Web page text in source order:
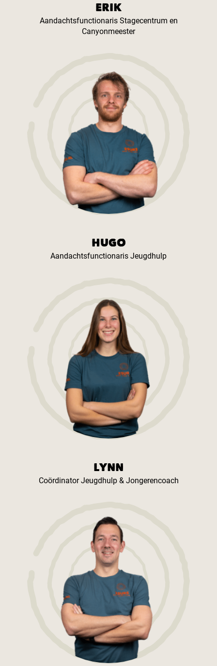
ERIK
Aandachtsfunctionaris Stagecentrum en
Canyonmeester
HUGO
Aandachtsfunctionaris Jeugdhulp
LYNN
Coördinator Jeugdhulp & Jongerencoach